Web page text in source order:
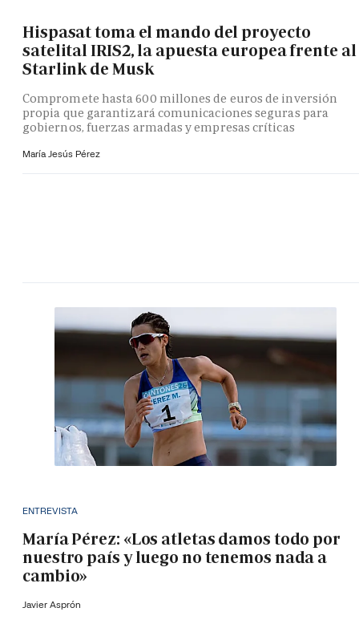
Hispasat toma el mando del proyecto
satelital IRIS2, la apuesta europea frente al
Starlink de Musk
Compromete hasta 600 millones de euros de inversión
propia que garantizará comunicaciones seguras para
gobiernos, fuerzas armadas y empresas críticas
María Jesús Pérez
ENTREVISTA
María Pérez: «Los atletas damos todo por
nuestro país y luego no tenemos nada a
cambio»
Javier Asprón